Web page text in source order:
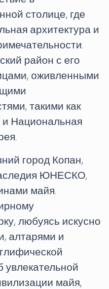
столице, где
архитектура и
район с его
оживленными
такими как
Национальная
город Копан,
ЮНЕСКО,
майя.
любуясь искусно
алтарями и
увлекательной
майя,